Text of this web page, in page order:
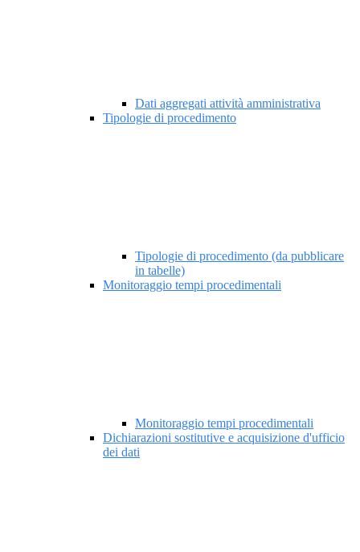
Dati aggregati attività amministrativa
Tipologie di procedimento
Tipologie di procedimento (da pubblicare
in tabelle)
Monitoraggio tempi procedimentali
Monitoraggio tempi procedimentali
Dichiarazioni sostitutive e acquisizione d'ufficio
dei dati